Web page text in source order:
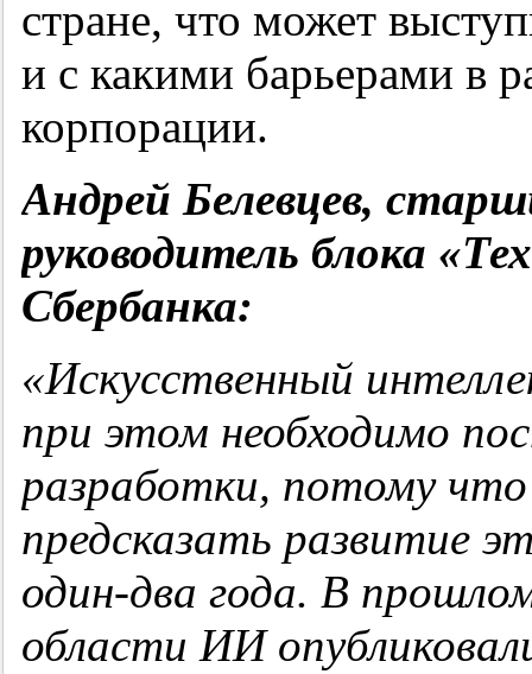
стране, что может
и с какими барьерами в
корпорации.
Андрей Белевцев,
руководитель блока
Сбербанка:
«Искусственный
при этом необходимо
разработки, потому
предсказать развитие
один-два года. В
области ИИ